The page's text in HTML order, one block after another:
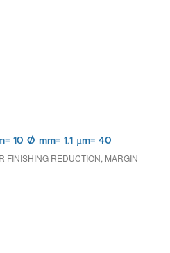
10 Ø mm= 1.1 µm= 40
FINISHING REDUCTION, MARGIN